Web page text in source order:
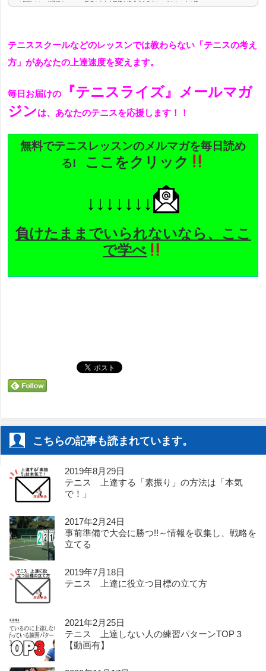
の無料メルマガ登録！＞＞＞＞目標の大中小目標を達成できる人と、できない人の違い
テニススクールなどのレッスンでは教わらない「テニスの考え
方」があなたの上達速度を変えます。
毎日お届けの
『テニスライズ』メールマガ
ジンは、あなたのテニスを応援します！！
無料でテニスレッスンのメルマガを毎日読め
る! ここをクリック
↓↓↓↓↓↓↓
負けたままでいられないなら、ここ
で学べ
こちらの記事も読まれています。
2019年8月29日
テニス 上達する「素振り」の方法は「本気
で！」
2017年2月24日
事前準備で大会に勝つ!!～情報を収集し、戦略を
立てる
2019年7月18日
テニス 上達に役立つ目標の立て方
2021年2月25日
テニス 上達しない人の練習パターンTOP３
【動画有】